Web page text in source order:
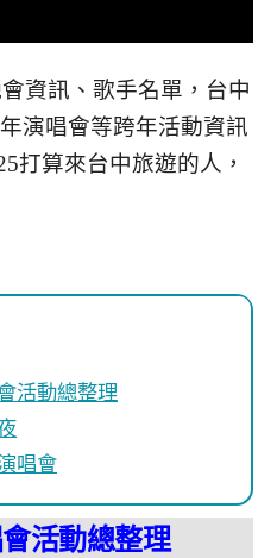
資訊、歌手名單，台中
演唱會等跨年活動資訊
打算來台中旅遊的人，
活動總整理
唱會
活動總整理